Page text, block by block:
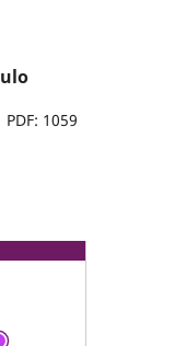
1059